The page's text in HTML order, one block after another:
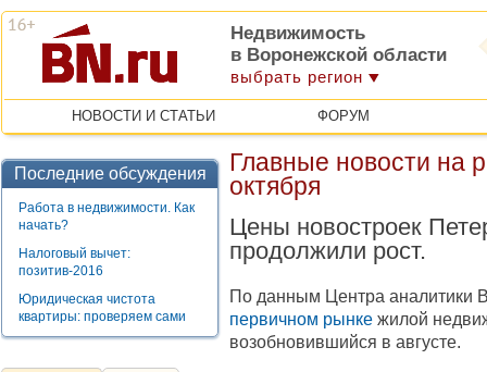
Недвижимость
в Воронежской области
выбрать регион
НОВОСТИ И СТАТЬИ ФОРУМ
Последние обсуждения
Работа в недвижимости. Как
начать?
Налоговый вычет:
позитив-2016
Юридическая чистота
квартиры: проверяем сами
Главные новости на
октября
Цены новостроек
продолжили рост.
По данным Центра аналитики
первичном рынке жилой
возобновившийся в августе.